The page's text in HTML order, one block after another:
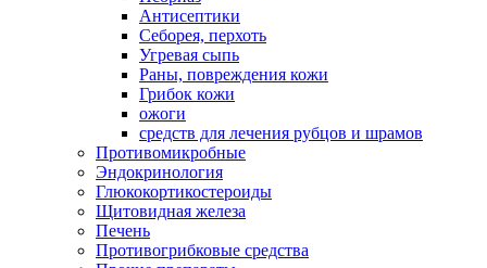
Антисептики
Себорея, перхоть
Угревая сыпь
Раны, повреждения кожи
Грибок кожи
ожоги
средств для лечения рубцов и шрамов
Противомикробные
Эндокринология
Глюкокортикостероиды
Щитовидная железа
Печень
Противогрибковые средства